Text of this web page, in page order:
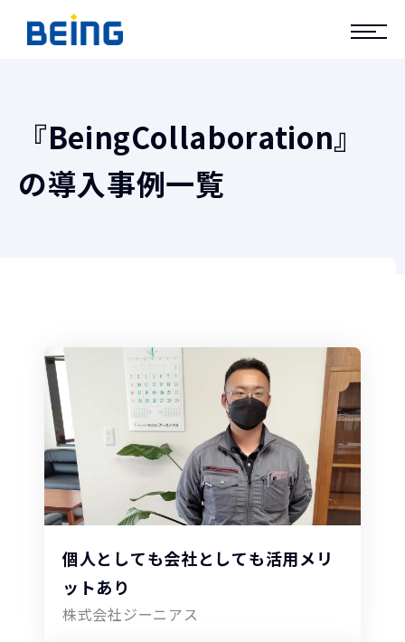
『BeingCollaboration』
の導入事例一覧
個人としても会社としても活用メリ
ットあり
株式会社ジーニアス